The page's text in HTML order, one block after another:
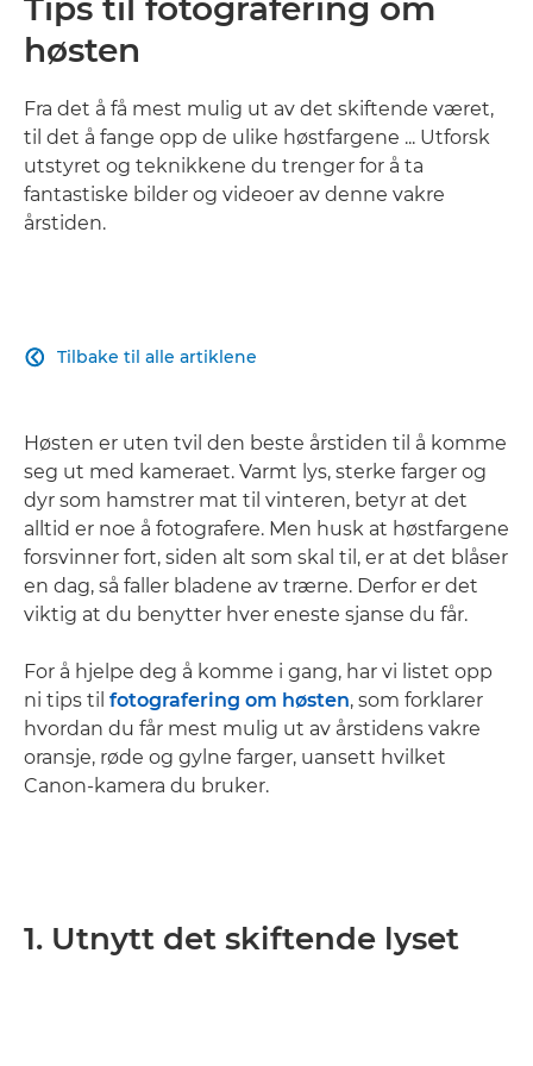
Tips til fotografering om
høsten
Fra det å få mest mulig ut av det skiftende været,
til det å fange opp de ulike høstfargene ... Utforsk
utstyret og teknikkene du trenger for å ta
fantastiske bilder og videoer av denne vakre
årstiden.
Tilbake til alle artiklene

Høsten er uten tvil den beste årstiden til å komme
seg ut med kameraet. Varmt lys, sterke farger og
dyr som hamstrer mat til vinteren, betyr at det
alltid er noe å fotografere. Men husk at høstfargene
forsvinner fort, siden alt som skal til, er at det blåser
en dag, så faller bladene av trærne. Derfor er det
viktig at du benytter hver eneste sjanse du får.
For å hjelpe deg å komme i gang, har vi listet opp
ni tips til fotografering om høsten, som forklarer
hvordan du får mest mulig ut av årstidens vakre
oransje, røde og gylne farger, uansett hvilket
Canon-kamera du bruker.
1. Utnytt det skiftende lyset